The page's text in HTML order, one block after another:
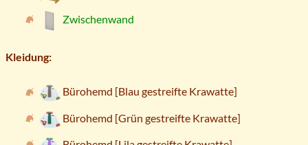
Zwischenwand
Kleidung:
Bürohemd [Blau gestreifte Krawatte]
Bürohemd [Grün gestreifte Krawatte]